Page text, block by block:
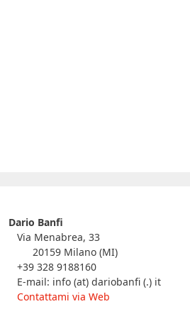
Dario Banfi
Via Menabrea, 33
20159 Milano (MI)
+39 328 9188160
E-mail: info (at) dariobanfi (.) it
Contattami via Web